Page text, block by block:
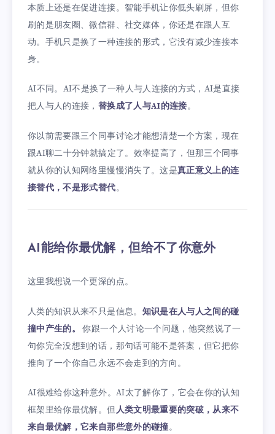
本质上还是在促进连接。智能手机让你低头刷屏，但你
刷的是朋友圈、微信群、社交媒体，你还是在跟人互
动。手机只是换了一种连接的形式，它没有减少连接本
身。
AI不同。AI不是换了一种人与人连接的方式，AI是直接
把人与人的连接， 替换成了人与AI的连接。
你以前需要跟三个同事讨论才能想清楚一个方案，现在
跟AI聊二十分钟就搞定了。效率提高了，但那三个同事
就从你的认知网络里慢慢消失了。这是真正意义上的连
接替代，不是形式替代。
AI能给你最优解，但给不了你意外
这里我想说一个更深的点。
人类的知识从来不只是信息。 知识是在人与人之间的碰
撞中产生的。
你跟一个人讨论一个问题，他突然说了一
句你完全没想到的话，那句话可能不是答案，但它把你
推向了一个你自己永远不会走到的方向。
AI很难给你这种意外。AI太了解你了，它会在你的认知
框架里给你最优解。但人类文明最重要的突破，从来不
来自最优解，它来自那些意外的碰撞。